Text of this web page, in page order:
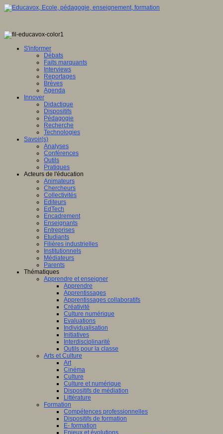
S'informer
Débats
Faits marquants
Interviews
Reportages
Brèves
Agenda
Innover
Didactique
Dispositifs
Pédagogie
Recherche
Technologies
Savoir(s)
Analyses
Conférences
Outils
Pratiques
Acteurs de l'éducation
Animateurs
Chercheurs
Collectivités
Editeurs
EdTech
Encadrement
Enseignants
Entreprises
Etudiants
Filières industrielles
Institutionnels
Médiateurs
Parents
Thématiques
Apprendre et enseigner
Apprendre
Apprentissages
Apprentissages collaboratifs
Créativité
Culture numérique
Evaluations
Individualisation
Initiatives
Interdisciplinarité
Outils pour la classe
Arts et Culture
Art
Cinéma
Culture
Culture et numérique
Dispositifs de médiation
Littérature
Formation
Compétences professionnelles
Dispositifs de formation
E- formation
Enjeux et évolutions